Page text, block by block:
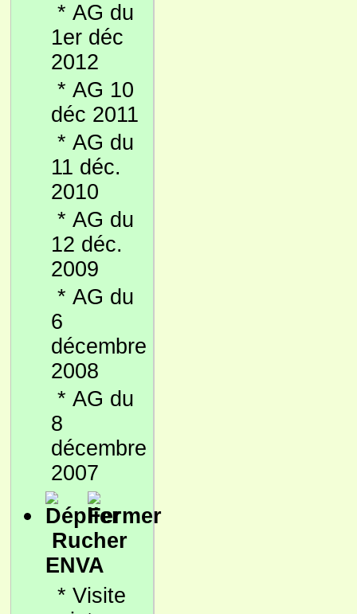
* AG du
1er déc
2012
* AG 10
déc 2011
* AG du
11 déc.
2010
* AG du
12 déc.
2009
* AG du
6
décembre
2008
* AG du
8
décembre
2007
Rucher
ENVA
* Visite